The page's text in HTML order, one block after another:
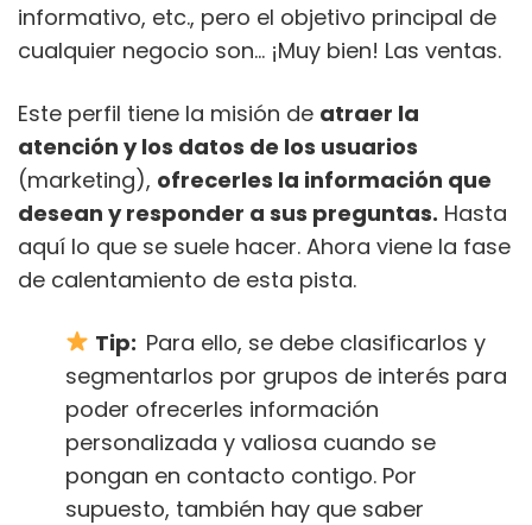
informativo, etc., pero el objetivo principal de
cualquier negocio son… ¡Muy bien! Las ventas.
Este perfil tiene la misión de atraer la
atención y los datos de los usuarios
(marketing), ofrecerles la información que
desean y responder a sus preguntas. Hasta
aquí lo que se suele hacer. Ahora viene la fase
de calentamiento de esta pista.
Tip: Para ello, se debe clasificarlos y
segmentarlos por grupos de interés para
poder ofrecerles información
personalizada y valiosa cuando se
pongan en contacto contigo. Por
supuesto, también hay que saber